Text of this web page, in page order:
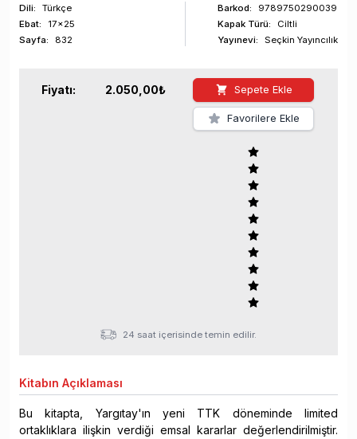
Dili:
Türkçe
Ebat:
17x25
Sayfa: 832
Barkod:
9789750290039
Kapak Türü:
Ciltli
Yayınevi:
Seçkin Yayıncılık
Fiyatı: 2.050,00₺ Sepete Ekle
Favorilere Ekle
24 saat içerisinde temin edilir.
Kitabın Açıklaması
Bu kitapta, Yargıtay'ın yeni TTK döneminde limited
ortaklıklara ilişkin verdiği emsal kararlar değerlendirilmiştir.